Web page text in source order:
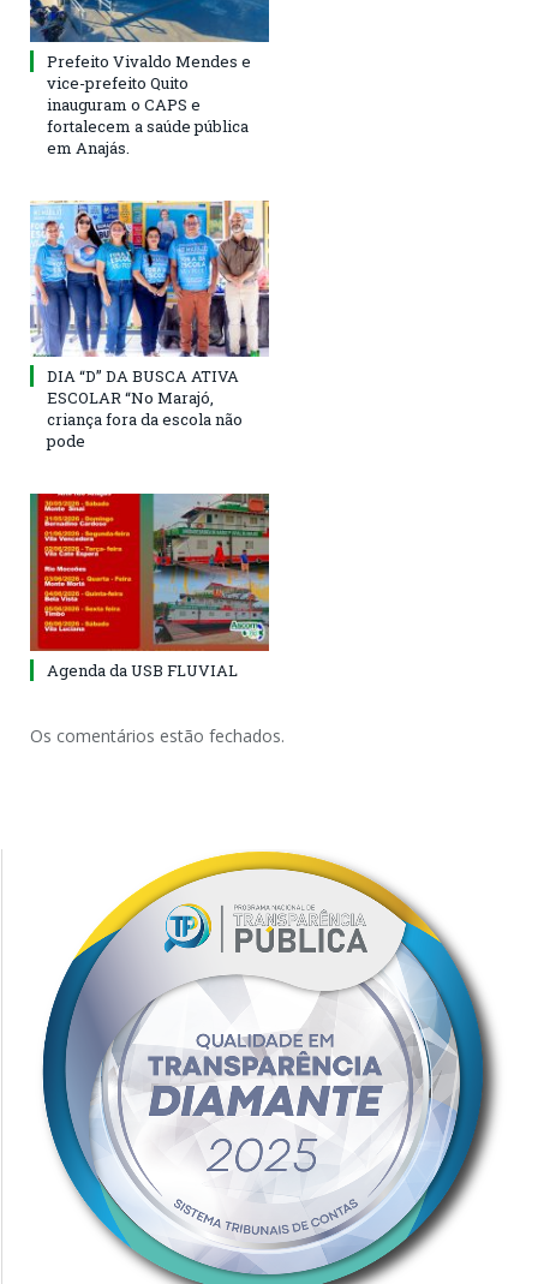
Prefeito Vivaldo Mendes e
vice-prefeito Quito
inauguram o CAPS e
fortalecem a saúde pública
em Anajás.
DIA “D” DA BUSCA ATIVA
ESCOLAR “No Marajó,
criança fora da escola não
pode
Agenda da USB FLUVIAL
Os comentários estão fechados.